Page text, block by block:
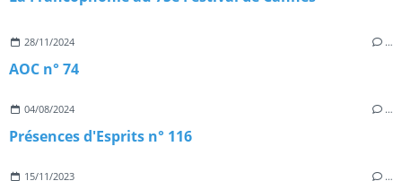
28/11/2024 …
AOC n° 74
04/08/2024 …
Présences d'Esprits n° 116
15/11/2023 …